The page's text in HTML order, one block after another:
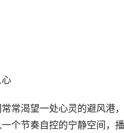
常渴望一处心灵的避风港
个节奏自控的宁静空间，